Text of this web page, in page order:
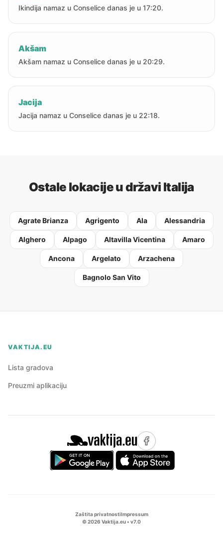
Ikindija namaz u Conselice danas je u 17:20.
Akšam
Akšam namaz u Conselice danas je u 20:29.
Jacija
Jacija namaz u Conselice danas je u 22:18.
Ostale lokacije u državi Italija
Agrate Brianza Agrigento Ala Alessandria
Alghero Alpago Altavilla Vicentina Amaro
Ancona Argelato Arzachena
Bagnolo San Vito
VAKTIJA.EU
Lista gradova
Preuzmi aplikaciju
Zaštita privatnostiImpressum
©2026 Vaktija.eu • v7.0